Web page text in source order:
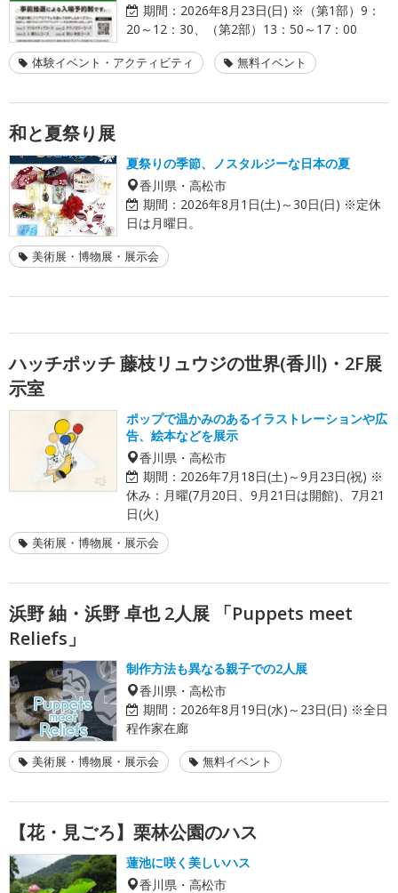
期間： 2026年8月23日(日) ※（第1部）9：
20～12：30、（第2部）13：50～17：00
体験イベント・アクティビティ 無料イベント
和と夏祭り展
夏祭りの季節、ノスタルジーな日本の夏
香川県・高松市
期間： 2026年8月1日(土)～30日(日) ※定休
日は月曜日。
美術展・博物展・展示会
ハッチポッチ 藤枝リュウジの世界(香川)・2F展
示室
ポップで温かみのあるイラストレーションや広
告、絵本などを展示
香川県・高松市
期間： 2026年7月18日(土)～9月23日(祝) ※
休み：月曜(7月20日、9月21日は開館)、7月21
日(火)
美術展・博物展・展示会
浜野 紬・浜野 卓也 2人展 「Puppets meet
Reliefs」
制作方法も異なる親子での2人展
香川県・高松市
期間： 2026年8月19日(水)～23日(日) ※全日
程作家在廊
美術展・博物展・展示会 無料イベント
【花・見ごろ】栗林公園のハス
蓮池に咲く美しいハス
香川県・高松市